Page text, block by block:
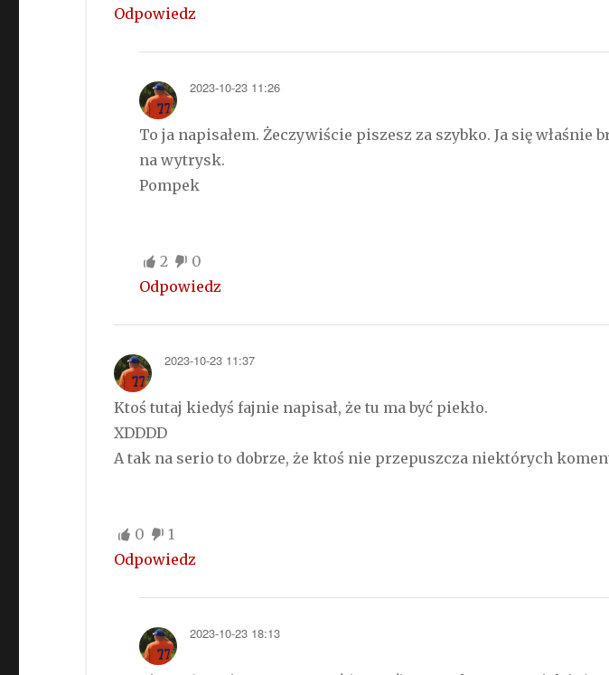
Odpowiedz
2023-10-23 11:26
To ja napisałem. Żeczywiście piszesz za szybko. Ja się właśnie
na wytrysk.
Pompek
2
0
Odpowiedz
2023-10-23 11:37
Ktoś tutaj kiedyś fajnie napisał, że tu ma być piekło.
XDDDD
A tak na serio to dobrze, że ktoś nie przepuszcza niektórych
0
1
Odpowiedz
2023-10-23 18:13